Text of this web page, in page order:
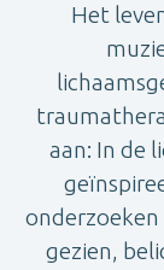
Het
aan: In de
gezien,